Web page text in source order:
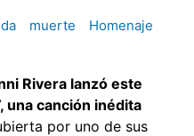
muerte
Homenaje
Rivera lanzó este
una canción inédita
por uno de sus